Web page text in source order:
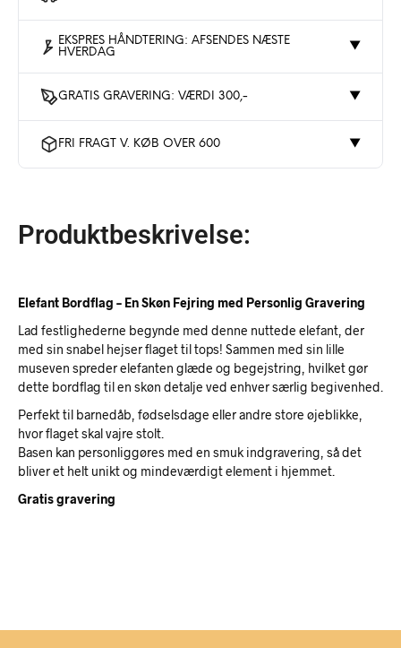
EKSPRES HÅNDTERING: AFSENDES NÆSTE
HVERDAG
▼
GRATIS GRAVERING: VÆRDI 300,- ▼
FRI FRAGT V. KØB OVER 600 ▼
Produktbeskrivelse:
Elefant Bordflag – En Skøn Fejring med Personlig Gravering
Lad festlighederne begynde med denne nuttede elefant, der
med sin snabel hejser flaget til tops! Sammen med sin lille
museven spreder elefanten glæde og begejstring, hvilket gør
dette bordflag til en skøn detalje ved enhver særlig begivenhed.
Perfekt til barnedåb, fødselsdage eller andre store øjeblikke,
hvor flaget skal vajre stolt.
Basen kan personliggøres med en smuk indgravering, så det
bliver et helt unikt og mindeværdigt element i hjemmet.
Gratis gravering